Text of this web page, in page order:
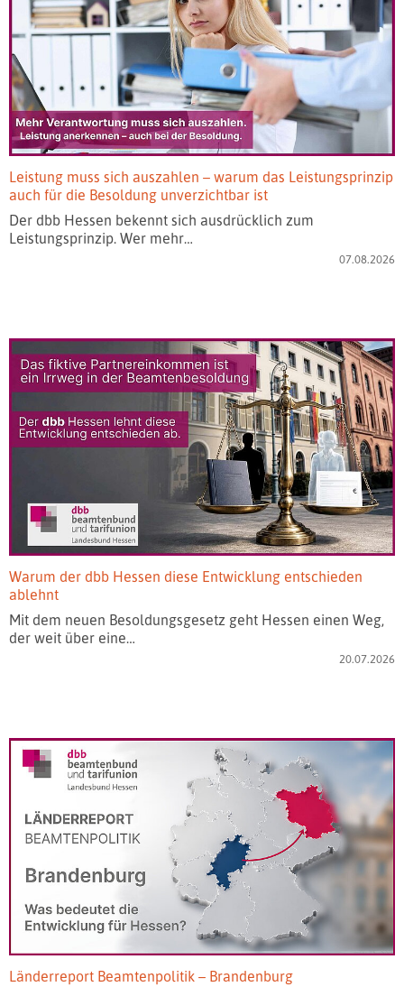
Leistung muss sich auszahlen – warum das Leistungsprinzip
auch für die Besoldung unverzichtbar ist
Der dbb Hessen bekennt sich ausdrücklich zum
Leistungsprinzip. Wer mehr…
07.08.2026
Warum der dbb Hessen diese Entwicklung entschieden
ablehnt
Mit dem neuen Besoldungsgesetz geht Hessen einen Weg,
der weit über eine…
20.07.2026
Länderreport Beamtenpolitik – Brandenburg